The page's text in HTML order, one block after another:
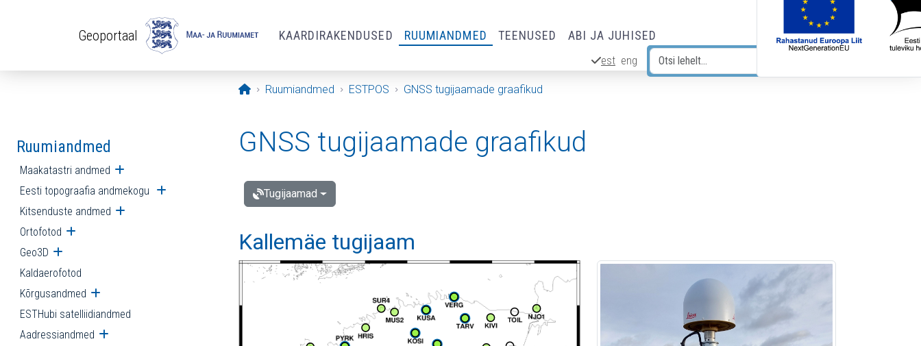
Geoportaal KAARDIRAKENDUSED RUUMIANDMED TEENUSED ABI JA JUHISED
est eng
Avaleht
Ruumiandmed ESTPOS GNSS tugijaamade graafikud
Ruumiandmed
Maakatastri andmed Ava alammenüü
Eesti topograafia andmekogu Ava alammenüü
Kitsenduste andmed Ava alammenüü
Ortofotod Ava alammenüü
Geo3D Ava alammenüü
Kaldaerofotod
Kõrgusandmed Ava alammenüü
ESTHubi satelliidiandmed
Aadressiandmed Ava alammenüü
GNSS tugijaamade graafikud
Tugijaamad
Kallemäe tugijaam